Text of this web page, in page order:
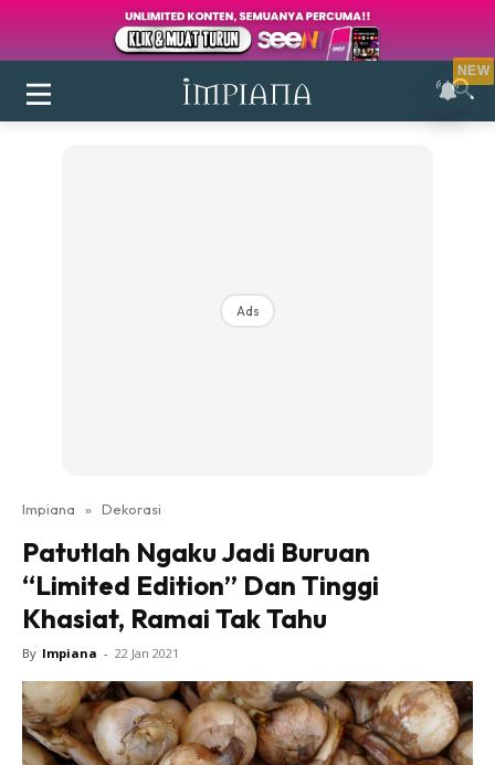
Login|Register
Ruang Makan
Ruang Tamu
Direktori
Interior Design
Landskap
DIY
Bilik Air
Ads
Impiana » Dekorasi
Patutlah Ngaku Jadi Buruan
“Limited Edition” Dan Tinggi
Khasiat, Ramai Tak Tahu
By Impiana - 22 Jan 2021
NEW